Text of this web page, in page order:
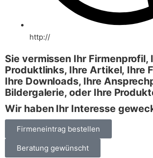
http://
Sie vermissen Ihr Firmenprofil,
Produktlinks, Ihre Artikel, Ihre
Ihre Downloads, Ihre
Bildergalerie, oder Ihre
Wir haben Ihr Interesse
Firmeneintrag bestellen
Beratung gewünscht